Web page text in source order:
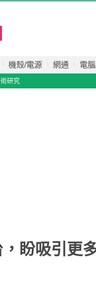
機殼/電源 網通 電
研究
盼吸引更